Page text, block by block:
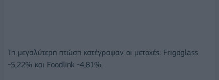
Τη μεγαλύτερη πτώση κατέγραψαν οι μετοχές: Frigoglass
-5,22% και Foodlink -4,81%.